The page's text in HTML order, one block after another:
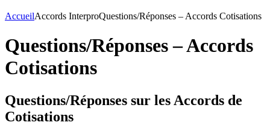
AccueilAccords InterproQuestions/Réponses – Accords Cotisations
Questions/Réponses – Accords
Cotisations
Questions/Réponses sur les Accords de
Cotisations